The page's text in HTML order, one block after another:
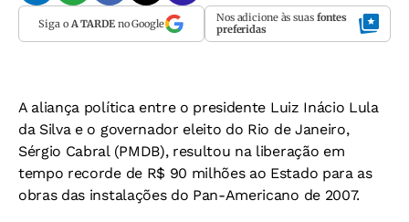
Siga o A TARDEno Google Nos adicione às suas fontes
preferidas
A aliança política entre o presidente Luiz Inácio Lula
da Silva e o governador eleito do Rio de Janeiro,
Sérgio Cabral (PMDB), resultou na liberação em
tempo recorde de R$ 90 milhões ao Estado para as
obras das instalações do Pan-Americano de 2007.